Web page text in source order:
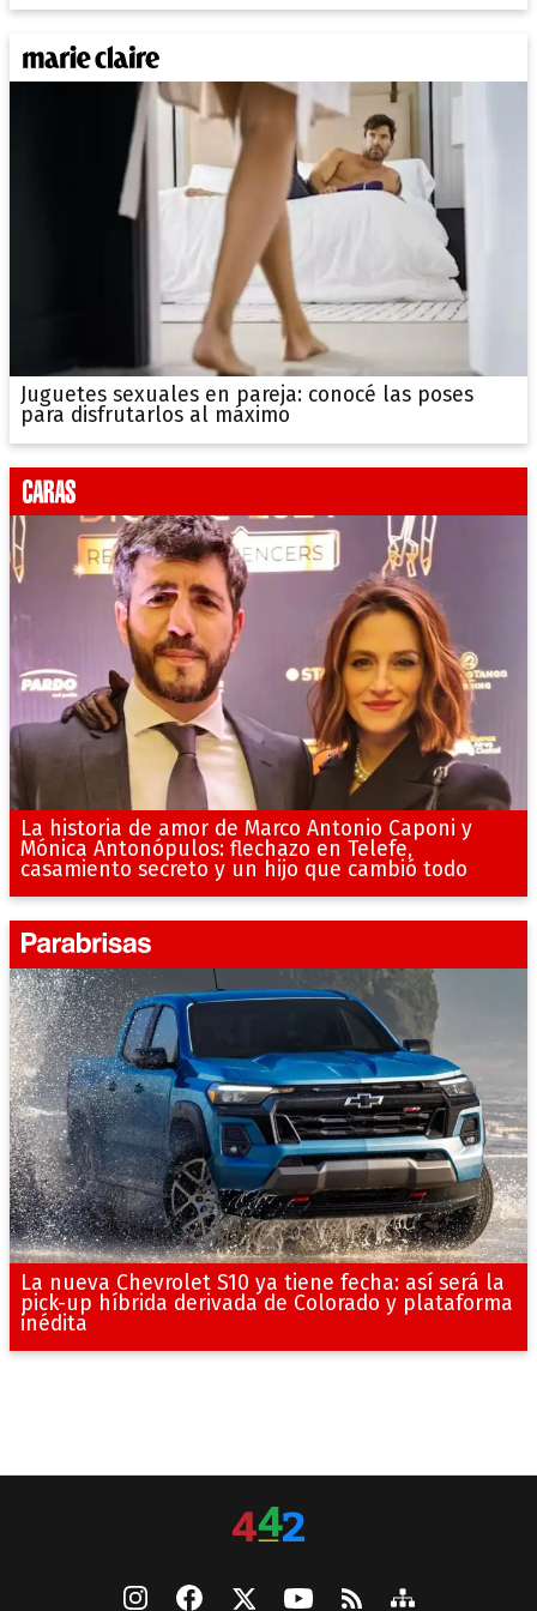
Juguetes sexuales en pareja: conocé las poses
para disfrutarlos al máximo
La historia de amor de Marco Antonio Caponi y
Mónica Antonópulos: flechazo en Telefe,
casamiento secreto y un hijo que cambió todo
La nueva Chevrolet S10 ya tiene fecha: así será la
pick-up híbrida derivada de Colorado y plataforma
inédita